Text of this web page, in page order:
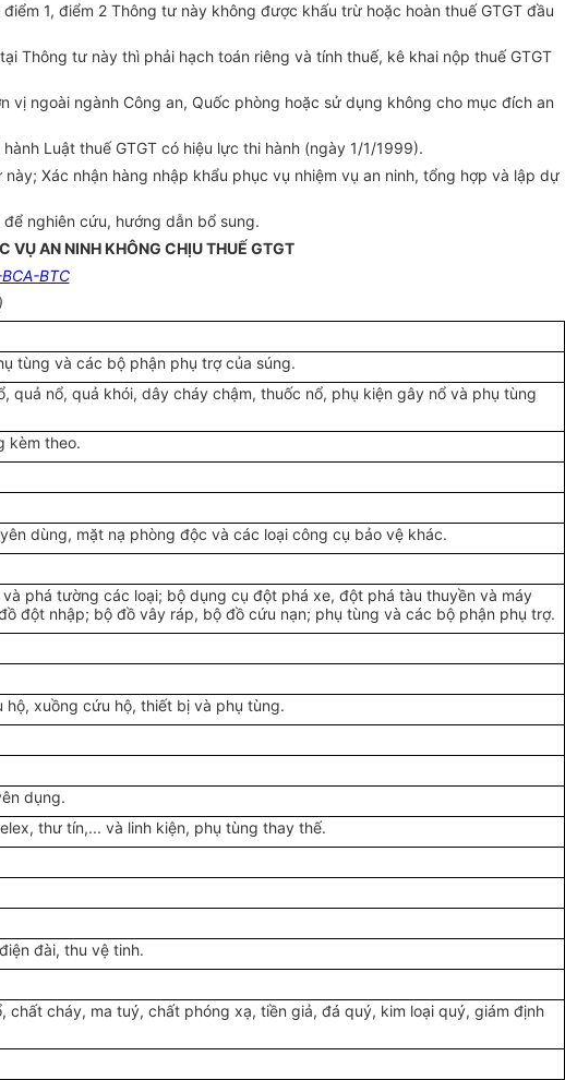
1, điểm 2 Thông tư này không được khấu trừ hoặc hoàn thuế GTGT đầu
Thông tư này thì phải hạch toán riêng và tính thuế, kê khai nộp thuế GTGT
ngoài ngành Công an, Quốc phòng hoặc sử dụng không cho mục đích an
Luật thuế GTGT có hiệu lực thi hành (ngày 1/1/1999).
Xác nhận hàng nhập khẩu phục vụ nhiệm vụ an ninh, tổng hợp và lập dự
nghiên cứu, hướng dẫn bổ sung.
VỤ AN NINH KHÔNG CHỊU THUẾ GTGT
BTC
tùng và các bộ phận phụ trợ của súng.
quả nổ, quả khói, dây cháy chậm, thuốc nổ, phụ kiện gây nổ và phụ tùng
kèm theo.
dùng, mặt nạ phòng độc và các loại công cụ bảo vệ khác.
phá tường các loại; bộ dụng cụ đột phá xe, đột phá tàu thuyền và máy
đột nhập; bộ đồ vây ráp, bộ đồ cứu nạn; phụ tùng và các bộ phận phụ trợ.
xuồng cứu hộ, thiết bị và phụ tùng.
dụng.
thư tín,... và linh kiện, phụ tùng thay thế.
đài, thu vệ tinh.
cháy, ma tuý, chất phóng xạ, tiền giả, đá quý, kim loại quý, giám định